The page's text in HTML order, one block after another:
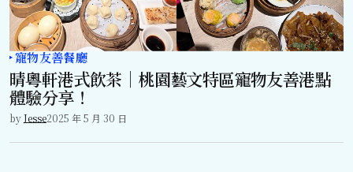
寵物友善餐廳
晴粵軒港式飲茶｜桃園藝文特區寵物友善港點
體驗分享！
byJesse2025 年 5 月 30 日